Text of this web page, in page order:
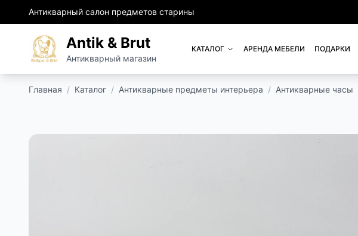
Антикварный салон предметов старины
Antik & Brut
Антикварный магазин
КАТАЛОГ АРЕНДА МЕБЕЛИ ПОДАРКИ
Главная / Каталог / Антикварные предметы интерьера / Антикварные часы